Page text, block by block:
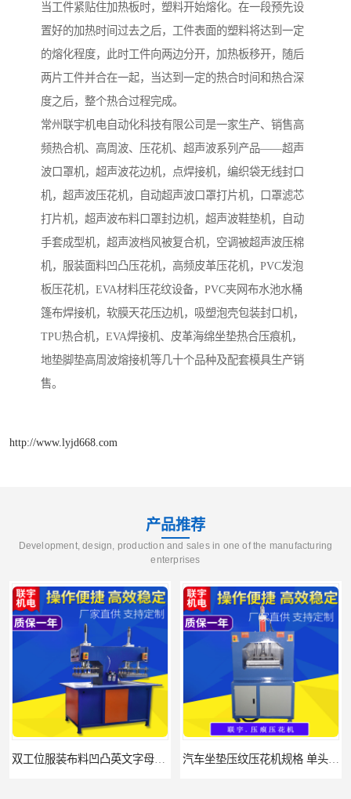
当工件紧贴住加热板时，塑料开始熔化。在一段预先设
置好的加热时间过去之后，工件表面的塑料将达到一定
的熔化程度，此时工件向两边分开，加热板移开，随后
两片工件并合在一起，当达到一定的热合时间和热合深
度之后，整个热合过程完成。
常州联宇机电自动化科技有限公司是一家生产、销售高
频热合机、高周波、压花机、超声波系列产品——超声
波口罩机，超声波花边机，点焊接机，编织袋无线封口
机，超声波压花机，自动超声波口罩打片机，口罩滤芯
打片机，超声波布料口罩封边机，超声波鞋垫机，自动
手套成型机，超声波档风被复合机，空调被超声波压棉
机，服装面料凹凸压花机，高频皮革压花机，PVC发泡
板压花机，EVA材料压花纹设备，PVC夹网布水池水桶
篷布焊接机，软膜天花压边机，吸塑泡壳包装封口机，
TPU热合机，EVA焊接机、皮革海绵坐垫热合压痕机，
地垫脚垫高周波熔接机等几十个品种及配套模具生产销
售。
http://www.lyjd668.com
产品推荐
Development, design, production and sales in one of the manufacturing
enterprises
浙江布料凹凸4d压纹机生产厂家 服装凹凸4d压纹植胶机 经济实惠